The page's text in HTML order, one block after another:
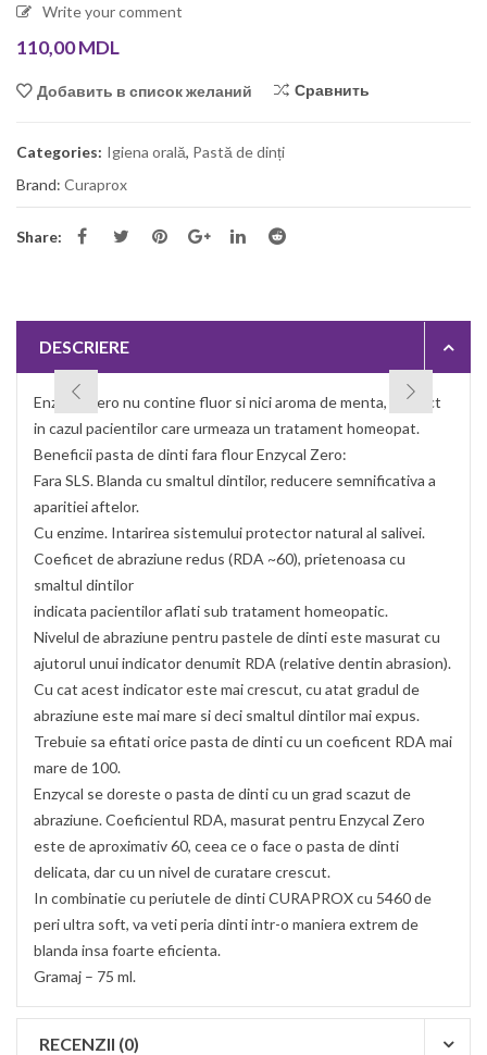
Write your comment
110,00MDL
Добавить в список желаний Сравнить
Categories: Igiena orală, Pastă de dinți
Brand: Curaprox
Share:
DESCRIERE
Enzycal Zero nu contine fluor si nici aroma de menta, perfect
in cazul pacientilor care urmeaza un tratament homeopat.
Beneficii pasta de dinti fara flour Enzycal Zero:
Fara SLS. Blanda cu smaltul dintilor, reducere semnificativa a
aparitiei aftelor.
Cu enzime. Intarirea sistemului protector natural al salivei.
Coeficet de abraziune redus (RDA ~60), prietenoasa cu
smaltul dintilor
indicata pacientilor aflati sub tratament homeopatic.
Nivelul de abraziune pentru pastele de dinti este masurat cu
ajutorul unui indicator denumit RDA (relative dentin abrasion).
Cu cat acest indicator este mai crescut, cu atat gradul de
abraziune este mai mare si deci smaltul dintilor mai expus.
Trebuie sa efitati orice pasta de dinti cu un coeficent RDA mai
mare de 100.
Enzycal se doreste o pasta de dinti cu un grad scazut de
abraziune. Coeficientul RDA, masurat pentru Enzycal Zero
este de aproximativ 60, ceea ce o face o pasta de dinti
delicata, dar cu un nivel de curatare crescut.
In combinatie cu periutele de dinti CURAPROX cu 5460 de
peri ultra soft, va veti peria dinti intr-o maniera extrem de
blanda insa foarte eficienta.
Gramaj – 75 ml.
RECENZII (0)